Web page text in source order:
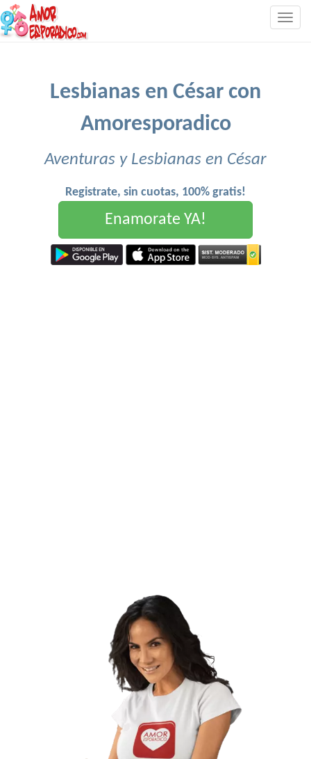
Lesbianas en César con
Amoresporadico
Aventuras y Lesbianas en César
Registrate, sin cuotas, 100% gratis!
Enamorate YA!